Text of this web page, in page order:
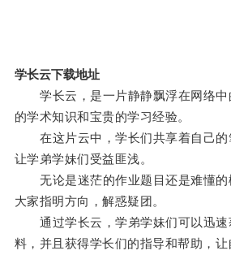
学长云下载地址
学长云，是一片静静飘浮在网络中
的学术知识和宝贵的学习经验。
在这片云中，学长们共享着自己的
让学弟学妹们受益匪浅。
无论是迷茫的作业题目还是难懂的
大家指明方向，解惑疑团。
通过学长云，学弟学妹们可以迅速
料，并且获得学长们的指导和帮助，